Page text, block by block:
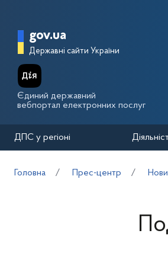
Головна сторінка
gov.ua
Державні сайти України
Єдиний державний
вебпортал електронних послуг
ДПС у регіоні
Головна Прес-центр